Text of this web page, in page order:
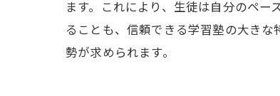
ます。これにより、生徒は自分のペ
ることも、信頼できる学習塾の大き
勢が求められます。